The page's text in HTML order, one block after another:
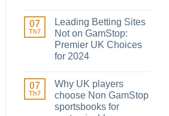
07
Th7
Leading Betting Sites
Not on GamStop:
Premier UK Choices
for 2024
07
Th7
Why UK players
choose Non GamStop
sportsbooks for